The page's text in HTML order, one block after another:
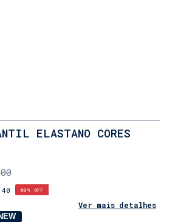
ELASTANO CORES
60 % OFF
Ver mais detalhes